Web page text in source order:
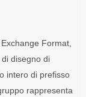
Format,
disegno di
intero di prefisso
rappresenta